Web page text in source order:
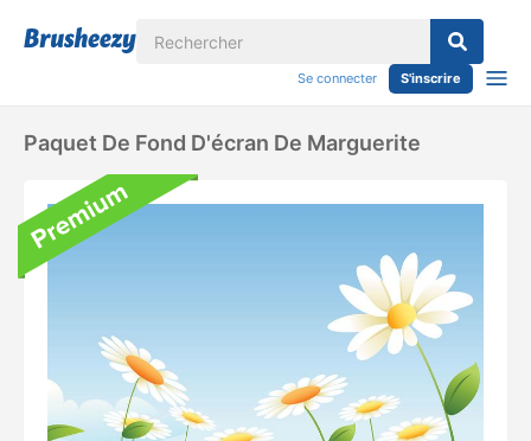
Se connecter S'inscrire
Paquet De Fond D'écran De Marguerite